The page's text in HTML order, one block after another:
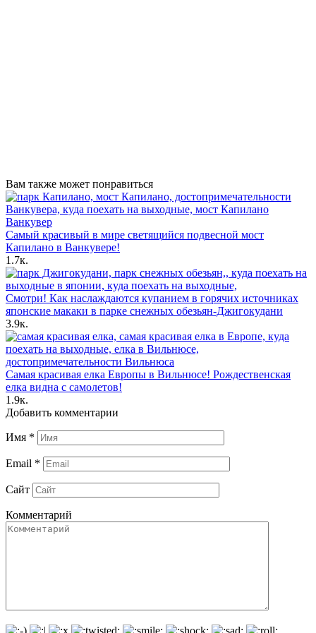
Вам также может понравиться
Самый красивый в мире светящийся подвесной мост
Капилано в Ванкувере!
1.7к.
Смотри! Как наслаждаются купанием в горячих источниках
японские макаки в парке снежных обезьян-Джигокудани
3.9к.
Самая красивая елка Европы в Вильнюсе! Рождественская
елка видна с самолетов!
1.9к.
Добавить комментарии
Имя *
Email *
Сайт
Комментарий